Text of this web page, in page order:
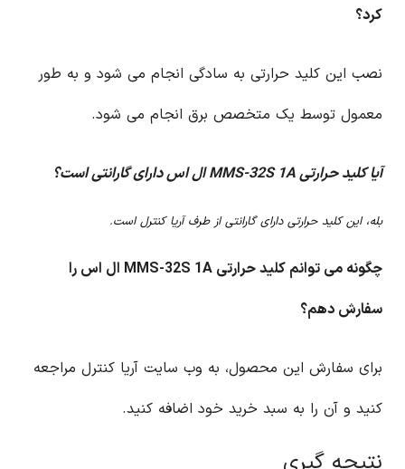
کرد؟
نصب این کلید حرارتی به سادگی انجام می شود و به طور
معمول توسط یک متخصص برق انجام می شود.
آیا کلید حرارتی MMS-32S 1A ال اس دارای گارانتی است؟
بله، این کلید حرارتی دارای گارانتی از طرف آریا کنترل است.
چگونه می توانم کلید حرارتی MMS-32S 1A ال اس را
سفارش دهم؟
برای سفارش این محصول، به وب سایت آریا کنترل مراجعه
کنید و آن را به سبد خرید خود اضافه کنید.